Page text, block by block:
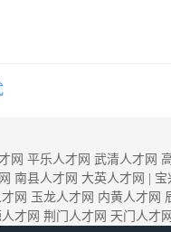
网 平乐人才网 武清人才网
南县人才网 大英人才网 宝
网 玉龙人才网 内黄人才网
才网 荆门人才网 天门人才网